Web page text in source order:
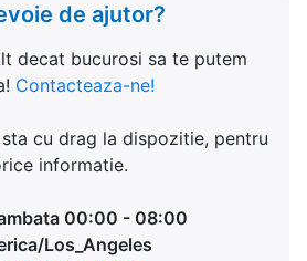
de ajutor?
decat bucurosi sa te putem
Contacteaza-ne!
cu drag la dispozitie, pentru
informatie.
00:00 - 08:00
Los_Angeles